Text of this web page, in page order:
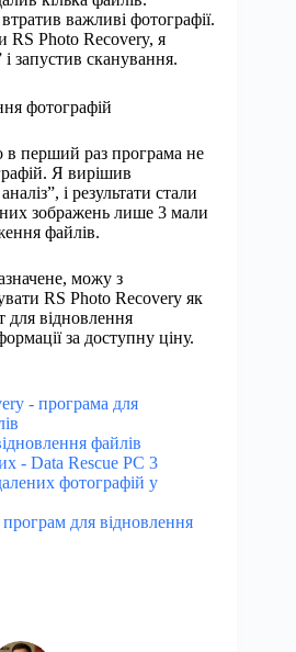
важливі фотографії.
RS Photo Recovery, я
запустив сканування.
в перший раз програма не
Я вирішив
і результати стали
зображень лише 3 мали
файлів.
можу з
RS Photo Recovery як
для відновлення
за доступну ціну.
- програма для
файлів
- Data Rescue PC 3
фотографій у
для відновлення